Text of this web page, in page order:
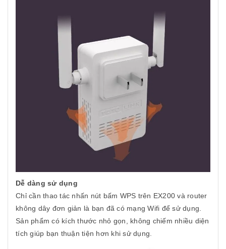
Dễ dàng sử dụng
Chỉ cần thao tác nhấn nút bấm WPS trên EX200 và router
không dây đơn giản là bạn đã có mạng Wifi để sử dụng.
Sản phẩm có kích thước nhỏ gọn, không chiếm nhiều diện
tích giúp bạn thuận tiện hơn khi sử dụng.